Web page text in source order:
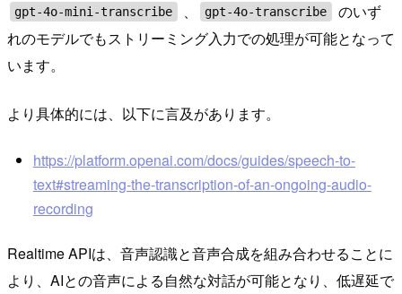
gpt-4o-mini-transcribe 、 gpt-4o-transcribe
のいず
れのモデルでもストリーミング入力での処理が可能となって
います。
より具体的には、以下に言及があります。
https://platform.openai.com/docs/guides/speech-to-
text#streaming-the-transcription-of-an-ongoing-audio-
recording
Realtime APIは、音声認識と音声合成を組み合わせることに
より、AIとの音声による自然な対話が可能となり、低遅延で